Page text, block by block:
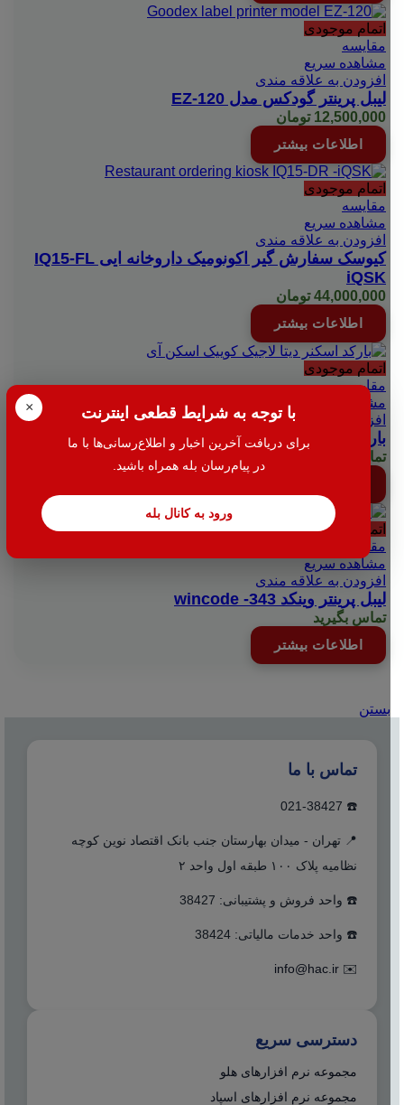
× با توجه به شرایط قطعی اینترنت
برای دریافت آخرین اخبار و اطلاع‌رسانی‌ها با ما
در پیام‌رسان بله همراه باشید.
ورود به کانال بله
اتمام موجودی
مقایسه
مشاهده سریع
افزودن به علاقه مندی
لیبل پرینتر گودکس مدل EZ-120
12,500,000 تومان
اطلاعات بیشتر
اتمام موجودی
مقایسه
مشاهده سریع
افزودن به علاقه مندی
کیوسک سفارش گیر اکونومیک داروخانه ایی IQ15-FL
iQSK
44,000,000 تومان
اطلاعات بیشتر
اتمام موجودی
مقایسه
مشاهده سریع
افزودن به علاقه مندی
بارکد اسکنر دیتا لاجیک کويیک اسکن آی ( با پایه ) استوک
تماس بگیرید
اتمام موجودی
مقایسه
مشاهده سریع
افزودن به علاقه مندی
لیبل پرینتر وینکد wincode -343
تماس بگیرید
اطلاعات بیشتر
بستن
تماس با ما
☎️ 021-38427
📍 تهران - میدان بهارستان جنب بانک اقتصاد نوین کوچه
نظامیه پلاک ۱۰۰ طبقه اول واحد ۲
☎️ واحد فروش و پشتیبانی: 38427
☎️ واحد خدمات مالیاتی: 38424
✉️
info@hac.ir
دسترسی سریع
مجموعه نرم افزارهای هلو
مجموعه نرم افزارهای اسپاد